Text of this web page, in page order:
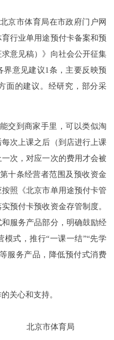
市体育局在市政府门户网
行业单用途预付卡备案和预
意见稿）》向社会公开征集
意见建议1条，主要反映预
面的建议。经研究，部分采
到商家手里，可以类似淘
次上课之后（到店进行上课
次，对应一次的费用才会被
十条经营者范围及预收资金
照《北京市单用途预付卡管
预付卡预收资金存管制度。
服务产品部分，明确鼓励经
式，推行“一课一结”“先学
服务产品，降低预付式消费
关心和支持。
北京市体育局